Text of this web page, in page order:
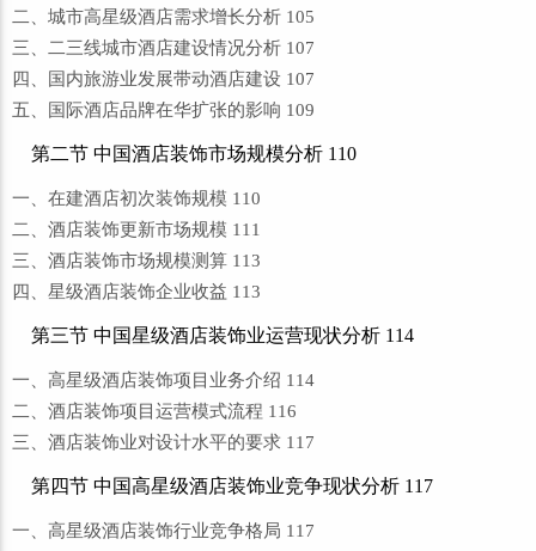
二、城市高星级酒店需求增长分析 105
三、二三线城市酒店建设情况分析 107
四、国内旅游业发展带动酒店建设 107
五、国际酒店品牌在华扩张的影响 109
第二节 中国酒店装饰市场规模分析 110
一、在建酒店初次装饰规模 110
二、酒店装饰更新市场规模 111
三、酒店装饰市场规模测算 113
四、星级酒店装饰企业收益 113
第三节 中国星级酒店装饰业运营现状分析 114
一、高星级酒店装饰项目业务介绍 114
二、酒店装饰项目运营模式流程 116
三、酒店装饰业对设计水平的要求 117
第四节 中国高星级酒店装饰业竞争现状分析 117
一、高星级酒店装饰行业竞争格局 117